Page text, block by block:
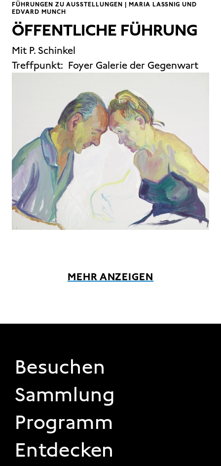
FÜHRUNGEN ZU AUSSTELLUNGEN | MARIA LASSNIG UND
EDVARD MUNCH
ÖFFENTLICHE FÜHRUNG
Mit P. Schinkel
Treffpunkt: Foyer Galerie der Gegenwart
MEHR ANZEIGEN
FOOTER 1
Besuchen
Sammlung
Programm
Entdecken